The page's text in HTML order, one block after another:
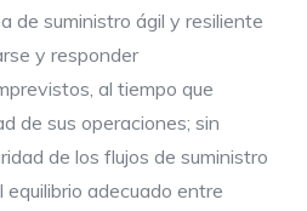
de suministro ágil y resiliente
y responder
al tiempo que
de sus operaciones; sin
de los flujos de suministro
adecuado entre